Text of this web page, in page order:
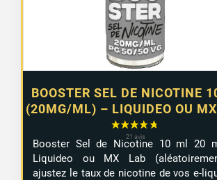
BOOSTER SEL DE NICOTINE
(20MG/ML) – LIQUIDEO OU
9,99 €
Booster Sel de Nicotine 10 ml 20
Liquideo ou MX Lab
ajustez le taux de nicotine de vos e-